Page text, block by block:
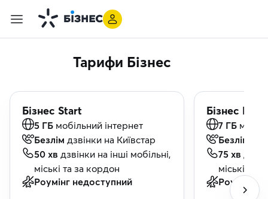
Тарифи Бізнес
Бізнес Start
5 ГБ мобільний інтернет
Безлім дзвінки на Київстар
50 хв дзвінки на інші мобільні,
міські та за кордон
Роумінг недоступний
Бізнес Mini
7 ГБ
Безлім
75 хв
міські та
Роумінг